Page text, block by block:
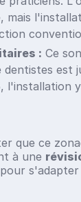
mais
: Ce
est
l'installation
que ce
à une
s'adapter